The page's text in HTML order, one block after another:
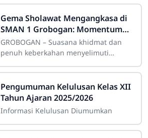
Gema Sholawat Mengangkasa di
SMAN 1 Grobogan: Momentum
Dahsyat Penguatan Iman Melalui
Peringatan Isra’ Mi’raj 1447 H
GROBOGAN – Suasana khidmat dan
penuh keberkahan menyelimuti
Jumat pagi, 23 Januari 2026. Ribuan
siswa, guru, dan
Pengumuman Kelulusan Kelas XII
Tahun Ajaran 2025/2026
Informasi Kelulusan Diumumkan